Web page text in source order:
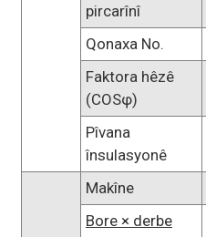
pircarînî
Qonaxa No.
Faktora hêzê
(COSφ)
Pîvana
însulasyonê
Makîne
Bore × derbe